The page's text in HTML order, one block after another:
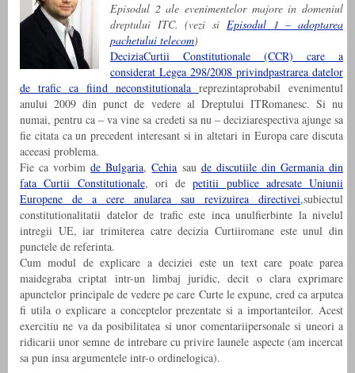
Episodul 2 ale evenimentelor majore in domeniul
dreptului ITC. (vezi si Episodul 1 – adoptarea
pachetului telecom)
DeciziaCurtii Constitutionale (CCR) care a
considerat Legea 298/2008 privindpastrarea datelor
de trafic ca fiind neconstitutionala reprezintaprobabil evenimentul
anului 2009 din punct de vedere al Dreptului ITRomanesc. Si nu
numai, pentru ca – va vine sa credeti sa nu – deciziarespectiva ajunge sa
fie citata ca un precedent interesant si in altetari in Europa care discuta
aceeasi problema.
Fie ca vorbimde Bulgaria,Cehia sau de discutiile din Germania din
fata Curtii Constitutionale, ori depetitii publice adresate Uniunii
Europene de a cere anularea sau revizuirea directivei,subiectul
constitutionalitatii datelor de trafic este inca unulfierbinte la nivelul
intregii UE, iar trimiterea catre decizia Curtiiromane este unul din
punctele de referinta.
Cum modul de explicare a deciziei este un text care poate parea
maidegraba criptat intr-un limbaj juridic, decit o clara exprimare
apunctelor principale de vedere pe care Curte le expune, cred ca arputea
fi utila o explicare a conceptelor prezentate si a importanteilor. Acest
exercitiu ne va da posibilitatea si unor comentariipersonale si uneori a
ridicarii unor semne de intrebare cu privire launele aspecte (am incercat
sa pun insa argumentele intr-o ordinelogica).